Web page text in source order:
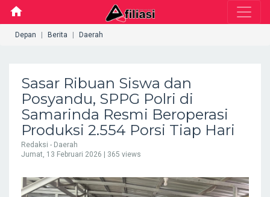
home
Depan Berita Daerah
Sasar Ribuan Siswa dan
Posyandu, SPPG Polri di
Samarinda Resmi Beroperasi
Produksi 2.554 Porsi Tiap Hari
Redaksi - Daerah
Jumat, 13 Februari 2026 | 365 views